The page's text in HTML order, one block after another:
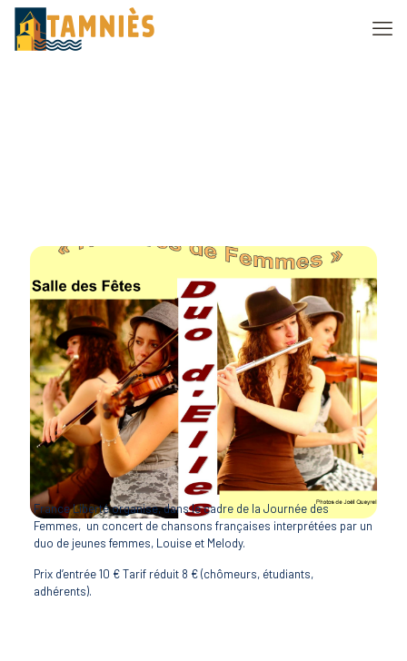
France Liberté organise, dans le cadre de la Journée des
Femmes, un concert de chansons françaises interprétées par un
duo de jeunes femmes, Louise et Melody.
Prix d’entrée 10 € Tarif réduit 8 € (chômeurs, étudiants,
adhérents).